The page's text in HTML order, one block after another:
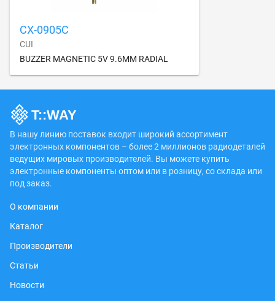
CX-0905C
CUI
BUZZER MAGNETIC 5V 9.6MM RADIAL
В нашу линию поставок входит широкий ассортимент
электронных компонентов – более 2 миллионов радиодеталей
ведущих мировых производителей. Вы можете купить
электронные компоненты оптом или в розницу, со склада или
под заказ.
О компании
Каталог
Производители
Статьи
Новости